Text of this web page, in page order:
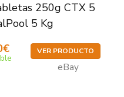
250g CTX 5
5 Kg
VER PRODUCTO
eBay